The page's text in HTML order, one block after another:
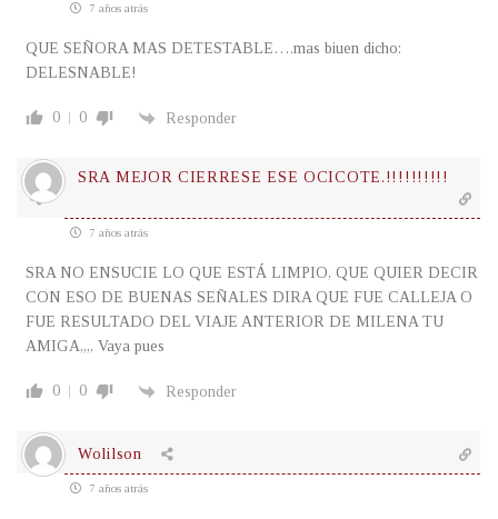
7 años atrás
QUE SEÑORA MAS DETESTABLE….mas biuen dicho:
DELESNABLE!
0 0 Responder
SRA MEJOR CIERRESE ESE OCICOTE.!!!!!!!!!!
7 años atrás
SRA NO ENSUCIE LO QUE ESTÁ LIMPIO, QUE QUIER DECIR
CON ESO DE BUENAS SEÑALES DIRA QUE FUE CALLEJA O
FUE RESULTADO DEL VIAJE ANTERIOR DE MILENA TU
AMIGA,,,, Vaya pues
0 0 Responder
Wolilson
7 años atrás